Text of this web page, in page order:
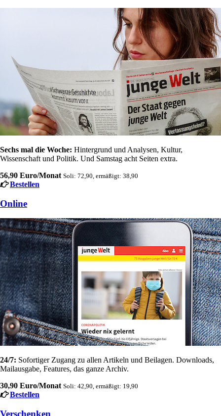
Sechs mal die Woche: Hintergrund und Analysen, Kultur,
Wissenschaft und Politik. Und Samstag acht Seiten extra.
56,90 Euro/Monat Soli: 72,90, ermäßigt: 38,90
Bestellen
Online
24/7: Sofortiger Zugang zu allen Artikeln und Beilagen. Downloads,
Mailausgabe, Features, das ganze Archiv.
30,90 Euro/Monat Soli: 42,90, ermäßigt: 19,90
Bestellen
Verschenken